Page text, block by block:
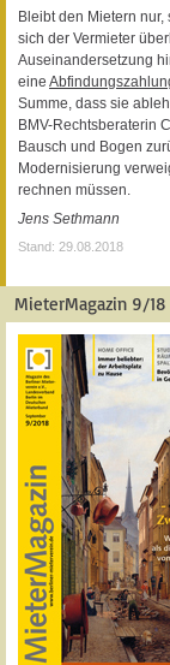
Bleibt den Mietern
sich der Vermieter
Auseinandersetzung
eine
Summe, dass sie
BMV-Rechtsberaterin
Bausch und Bogen
Modernisierung
rechnen müssen.
Jens Sethmann
Stand: 29.08.2018
MieterMagazin 9/18